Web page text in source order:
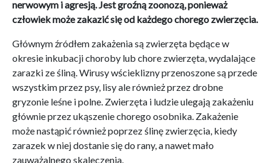
nerwowym i agresją. Jest groźną zoonozą, ponieważ
człowiek może zakazić się od każdego chorego zwierzęcia.
Głównym źródłem zakażenia są zwierzęta będące w
okresie inkubacji choroby lub chore zwierzęta, wydalające
zarazki ze śliną. Wirusy wścieklizny przenoszone są przede
wszystkim przez psy, lisy ale również przez drobne
gryzonie leśne i polne. Zwierzęta i ludzie ulegają zakażeniu
głównie przez ukąszenie chorego osobnika. Zakażenie
może nastąpić również poprzez ślinę zwierzęcia, kiedy
zarazek w niej dostanie się do rany, a nawet mało
zauważalnego skaleczenia.